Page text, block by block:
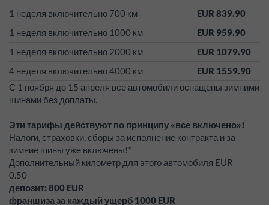
1 неделя включительно 700 км
EUR 839.90
1 неделя включительно 1000 км
EUR 959.90
1 неделя включительно 2000 км
EUR 1079.90
4 неделя включительно 4000 км
EUR 1559.90
С 1 ноября до 15 апреля все автомобили оснащены зимними
шинами без доплаты.
Эти тарифы действуют по принципу «все включено»!
Налоги, страховки, сборы за исполнение контракта и за
зимние шины уже включены!*
Дополнительный километр для этого автомобиля EUR
0.50
депозит:800 EUR
франшиза за каждый ущерб 1000 EUR